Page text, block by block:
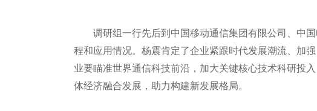
调研组一行先后到中国移动通信集团有限公司、中
程和应用情况。杨震肯定了企业紧跟时代发展潮流、加
业要瞄准世界通信科技前沿，加大关键核心技术科研投
体经济融合发展，助力构建新发展格局。